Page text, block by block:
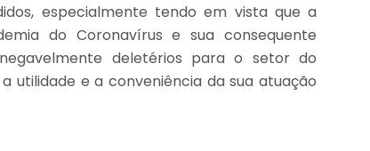
especialmente tendo em vista que a
do Coronavírus e sua consequente
deletérios para o setor do
utilidade e a conveniência da sua atuação